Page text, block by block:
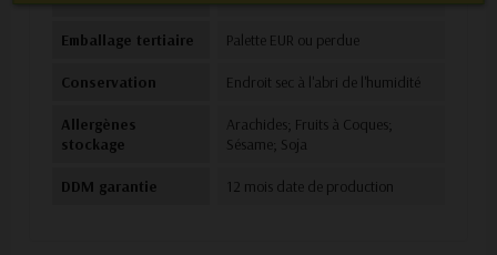
Emballage tertiaire Palette EUR ou perdue
Conservation Endroit sec à l'abri de l'humidité
Allergènes
stockage
Arachides; Fruits à Coques;
Sésame; Soja
DDM garantie 12 mois date de production